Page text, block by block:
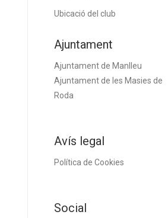
Ubicació del club
Ajuntament
Ajuntament de Manlleu
Ajuntament de les Masies de
Roda
Avís legal
Política de Cookies
Social